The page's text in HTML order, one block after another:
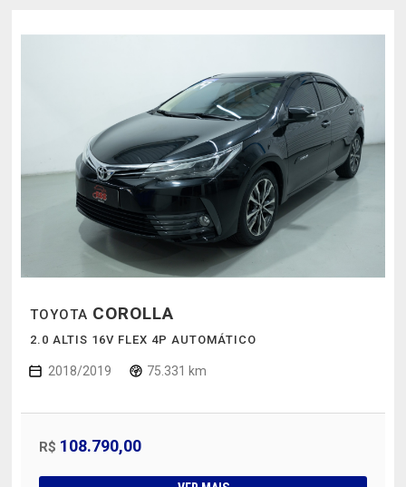
TOYOTA COROLLA
2.0 ALTIS 16V FLEX 4P AUTOMÁTICO
2018/2019 75.331 km
R$ 108.790,00